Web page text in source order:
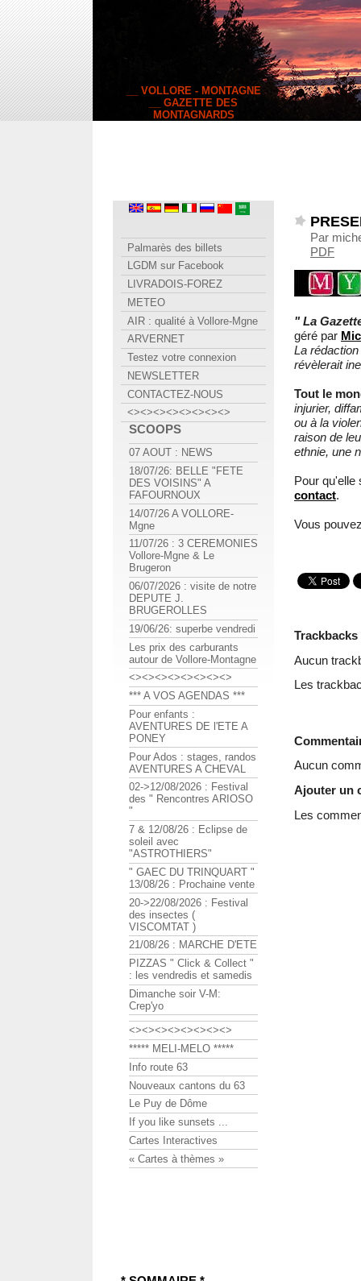
__ VOLLORE - MONTAGNE
__ GAZETTE DES
MONTAGNARDS
Par
PDF
" La
géré par
La
révèlerait
Tout le
injurier,
ou à la
raison de
ethnie, une
Pour qu'elle
contact.
Vous
Trackbacks
Aucun
Les
Aucun
Ajouter un
Les
Palmarès des billets
LGDM sur Facebook
LIVRADOIS-FOREZ
METEO
AIR : qualité à Vollore-Mgne
ARVERNET
Testez votre connexion
NEWSLETTER
CONTACTEZ-NOUS
<><><><><><><><>
SCOOPS
07 AOUT : NEWS
18/07/26: BELLE "FETE
DES VOISINS" A
FAFOURNOUX
14/07/26 A VOLLORE-
Mgne
11/07/26 : 3 CEREMONIES
Vollore-Mgne & Le
Brugeron
06/07/2026 : visite de notre
DEPUTE J.
BRUGEROLLES
19/06/26: superbe vendredi
Les prix des carburants
autour de Vollore-Montagne
<><><><><><><><>
*** A VOS AGENDAS ***
Pour enfants :
AVENTURES DE l'ETE A
PONEY
Pour Ados : stages, randos
AVENTURES A CHEVAL
02->12/08/2026 : Festival
des " Rencontres ARIOSO
"
7 & 12/08/26 : Eclipse de
soleil avec
"ASTROTHIERS"
" GAEC DU TRINQUART "
13/08/26 : Prochaine vente
20->22/08/2026 : Festival
des insectes (
VISCOMTAT )
21/08/26 : MARCHE D'ETE
PIZZAS " Click & Collect "
: les vendredis et samedis
Dimanche soir V-M:
Crep'yo
<><><><><><><><>
***** MELI-MELO *****
Info route 63
Nouveaux cantons du 63
Le Puy de Dôme
If you like sunsets ...
Cartes Interactives
« Cartes à thèmes »